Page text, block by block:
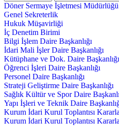
Döner Sermaye İşletmesi Müdürlüğü
Genel Sekreterlik
Hukuk Müşavirliği
İç Denetim Birimi
Bilgi İşlem Daire Başkanlığı
İdari Mali İşler Daire Başkanlığı
Kütüphane ve Dok. Daire Başkanlığı
Öğrenci İşleri Daire Başkanlığı
Personel Daire Başkanlığı
Strateji Geliştirme Daire Başkanlığı
Sağlık Kültür ve Spor Daire
Yapı İşleri ve Teknik Daire
Kurum İdari Kurul Toplantısı
Kurum İdari Kurul Toplantısı